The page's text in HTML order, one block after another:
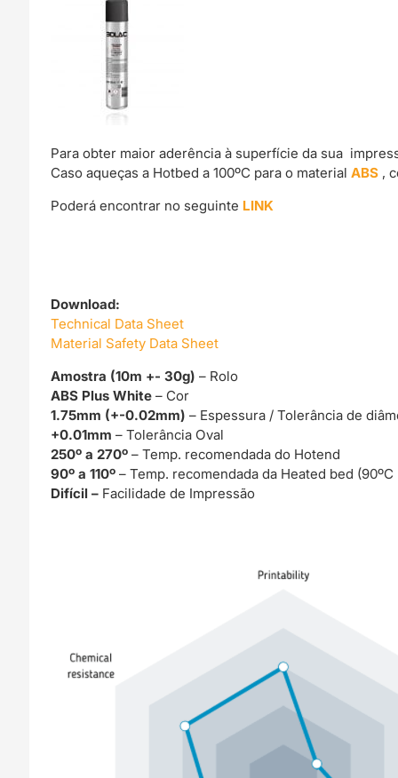
Para obter maior aderência à superfície da sua
Caso aqueças a Hotbed a 100ºC para o materialABS ,
Poderá encontrar no seguinte LINK
Download:
Technical Data Sheet
Material Safety Data Sheet
Amostra (10m +- 30g) – Rolo
ABS Plus White– Cor
1.75mm (+-0.02mm)– Espessura / Tolerância de
+0.01mm– Tolerância Oval
250º a 270º– Temp. recomendada do Hotend
90º a 110º– Temp. recomendada da Heated bed
Difícil – Facilidade de Impressão